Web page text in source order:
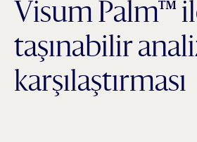
Visum Palm™
taşınabilir
karşılaştırması